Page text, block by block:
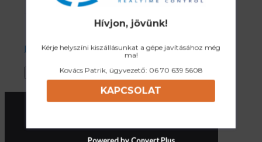
I accept the Privacy Policy
Hívjon, jövünk!
Kérje helyszíni kiszállásunkat a gépe javításához még
ma!
Kovács Patrik, ügyvezető: 06 70 639 5608
KAPCSOLAT